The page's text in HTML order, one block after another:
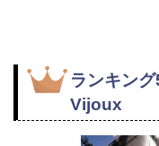
ランキン
Vijoux